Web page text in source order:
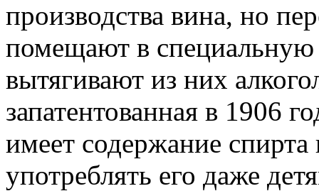
производства вина, но
помещают в
вытягивают из них
запатентованная в 1906
имеет содержание
употреблять его даже